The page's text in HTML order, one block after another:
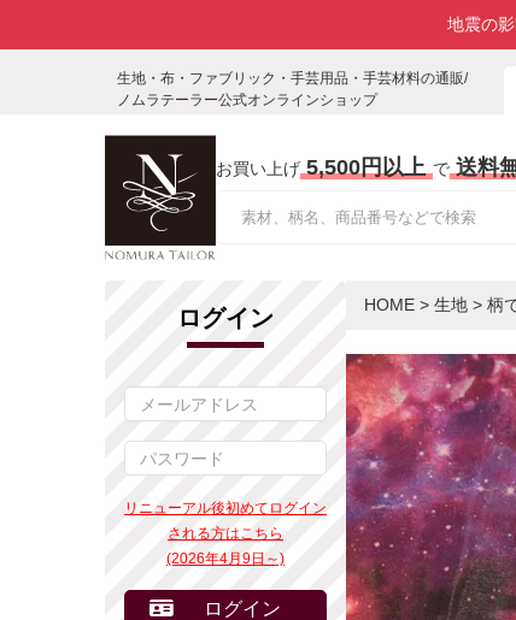
地震の
生地・布・ファブリック・手芸用品・手芸材料の通販/
ノムラテーラー公式オンラインショップ
お買い上げ 5,500円以上 で 送料
ログイン
リニューアル後初めてログイン
される方はこちら
(2026年4月9日～)
ログイン
HOME > 生地 > 柄